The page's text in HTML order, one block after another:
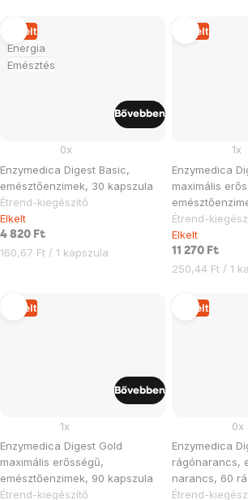
Energia
Emésztés
Elkelt
Enzymedica Digest Basic,
emésztőenzimek, 30 kapszula
Étrend-kiegészítő
0x
Elkelt
4 820 Ft
Egységár:
160,67 Ft / 1 kapszula
Bővebben
Elkelt
Enzymedica
maximális
Étrend-
1x
Elkelt
11 270 Ft
Egységár:
250,44 Ft / 1
Elkelt
Enzymedica Digest Gold
maximális erősségű,
emésztőenzimek, 90 kapszula
Étrend-kiegészítő
1x
Bővebben
Elkelt
Enzymedica
rágónarancs,
narancs, 60
Étrend-
0x